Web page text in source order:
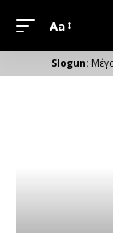
Μέγεθος
Aa